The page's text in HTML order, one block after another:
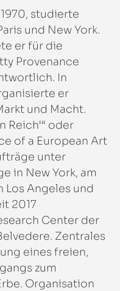
studierte
und New York.
er für die
Provenance
In
er
und Macht.
Reich‘“ oder
of a European Art
unter
in New York, am
Los Angeles und
2017
Center der
Zentrales
eines freien,
zum
Organisation